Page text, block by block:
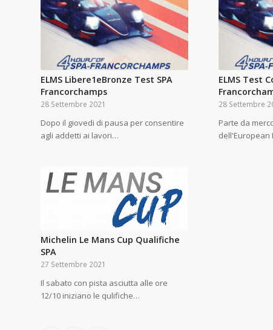
ELMS Libere1eBronze Test SPA
Francorchamps
28 Settembre 2021
Dopo il giovedi di pausa per consentire
agli addetti ai lavori…
ELMS Test
28 Settembre
Parte da
dell'European
Michelin Le Mans Cup Qualifiche
SPA
27 Settembre 2021
Il sabato con pista asciutta alle ore
12/10 iniziano le qulifiche…